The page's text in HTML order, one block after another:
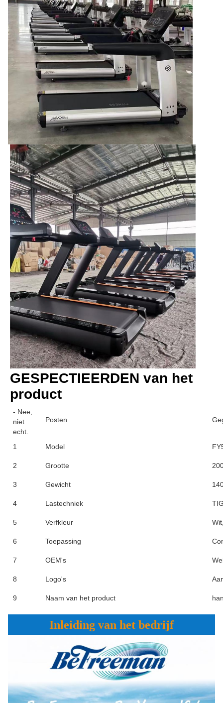
GESPECTIEERDEN van het
product
- Nee,
niet
echt.
Posten
1 Model
2 Grootte
3 Gewicht
4 Lastechniek
5 Verfkleur
6 Toepassing
7 OEM's
8 Logo's
9 Naam van het product
Inleiding van het bedrijf